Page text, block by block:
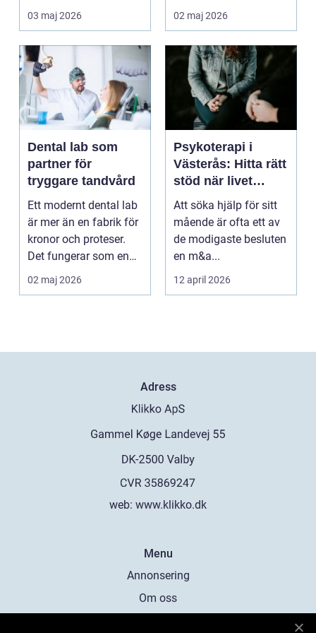
03 maj 2026
hinner återhämta si...
02 maj 2026
Dental lab som
partner för
tryggare tandvård
Ett modernt dental lab
är mer än en fabrik för
kronor och proteser.
Det fungerar som en
förlängning ...
02 maj 2026
Psykoterapi i
Västerås: Hitta rätt
stöd när livet
skaver
Att söka hjälp för sitt
mående är ofta ett av
de modigaste besluten
en m&a...
12 april 2026
Adress
web: www.klikko.dk
Menu
Annonsering
Om oss